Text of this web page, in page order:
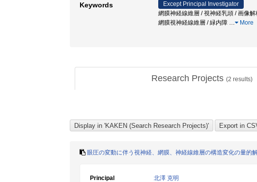
Keywords
Except Principal Investigator
網膜神経線維層 / 視神経乳頭 / 画像
網膜視神経線維層 / 緑内障 … More
Research Projects (2 results)
眼圧の変動に伴う視神経、網膜、神経線維層の構造変化の量的
Principal
北澤 克明